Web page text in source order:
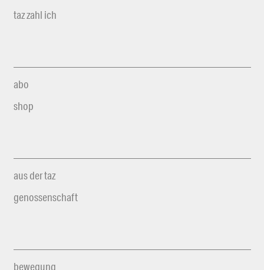
taz zahl ich
abo
shop
aus der taz
genossenschaft
bewegung